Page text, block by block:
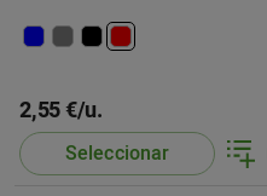
2,55 €/u.
Seleccionar